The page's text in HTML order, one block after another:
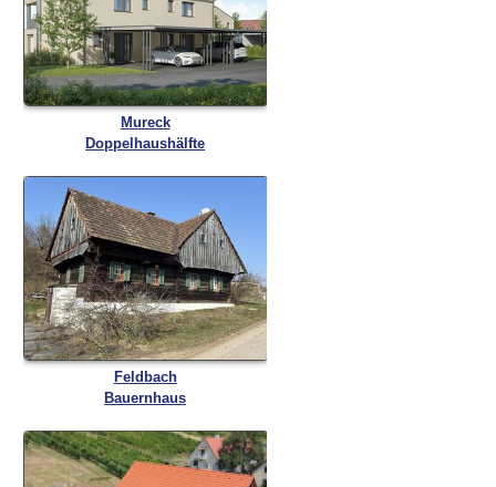
Mureck
Doppelhaushälfte
Feldbach
Bauernhaus